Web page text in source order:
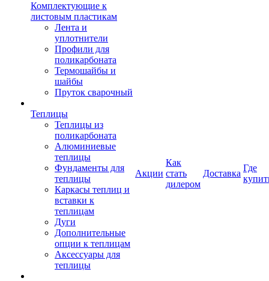
Комплектующие к
листовым пластикам
Лента и
уплотнители
Профили для
поликарбоната
Термошайбы и
шайбы
Пруток сварочный
Теплицы
Теплицы из
поликарбоната
Алюминиевые
теплицы
Фундаменты для
теплицы
Каркасы теплиц и
вставки к
теплицам
Дуги
Дополнительные
опции к теплицам
Аксессуары для
теплицы
Акции
Как
стать
дилером
Доставка
Где